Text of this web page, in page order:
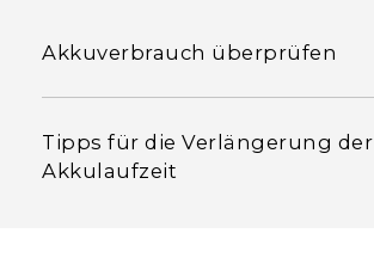
Akkuverbrauch überprüfen
Tipps für die Verlängerung der
Akkulaufzeit